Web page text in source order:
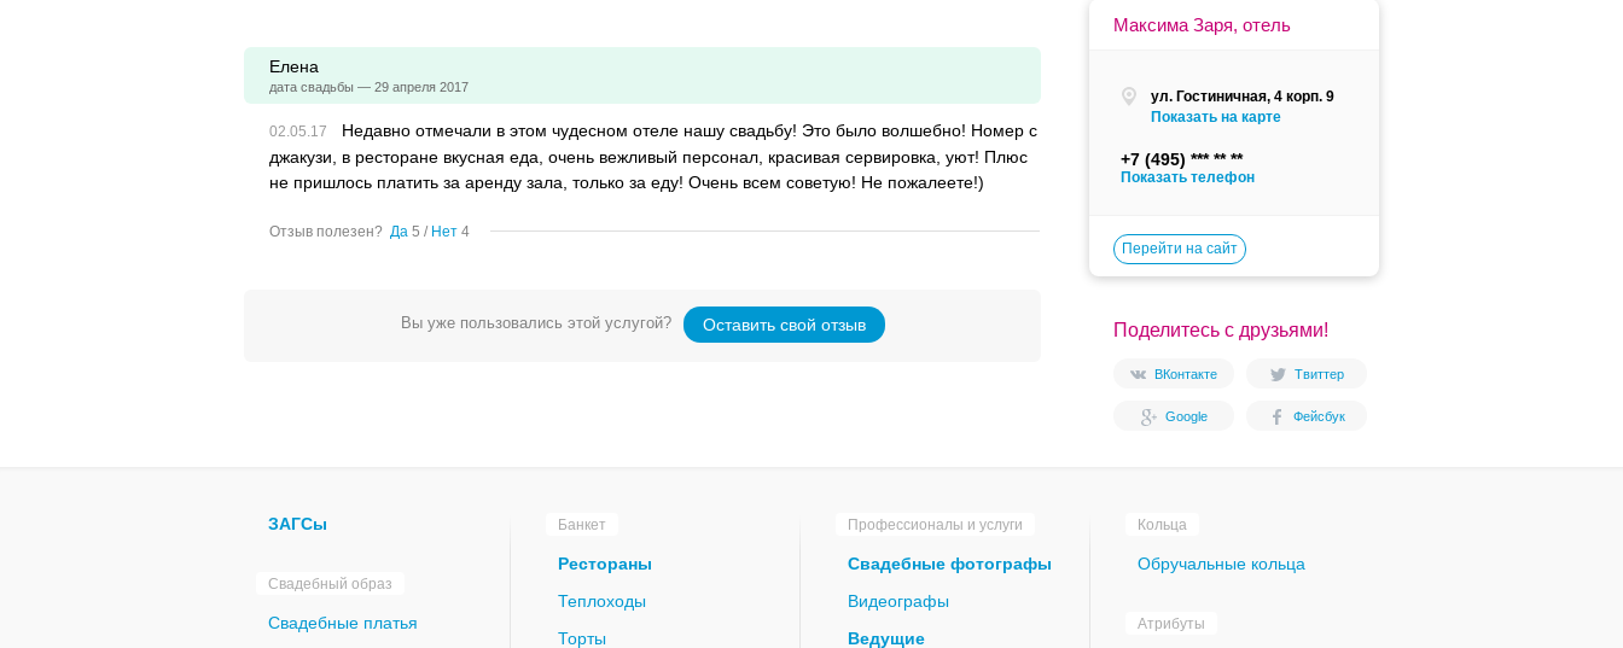
Максима Заря, отель
ул. Гостиничная, 4 корп. 9
Показать на карте
+7 (495)
Показать телефон
Перейти на сайт
Поделитесь с друзьями!
ВКонтакте Твиттер
Google Фейсбук
Елена
дата свадьбы — 29 апреля 2017
Недавно отмечали в этом чудесном отеле нашу свадьбу! Это было волшебно! Номер с
джакузи, в ресторане вкусная еда, очень вежливый персонал, красивая сервировка, уют! Плюс
не пришлось платить за аренду зала, только за еду! Очень всем советую! Не пожалеете!)
Отзыв полезен? Да 5 / Нет 4
Вы уже пользовались этой услугой? Оставить свой отзыв
ЗАГСы
Свадебный образ
Свадебные платья
Банкет
Рестораны
Теплоходы
Торты
Профессионалы и услуги
Свадебные фотографы
Видеографы
Ведущие
Кольца
Обручальные кольца
Атрибуты